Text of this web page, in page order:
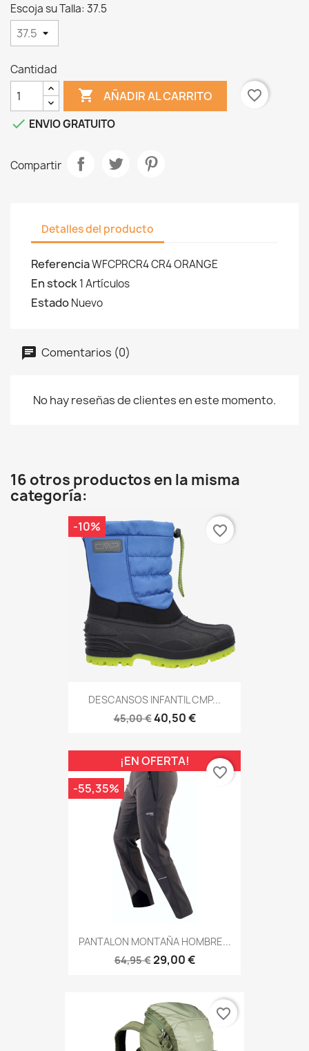
Escoja su Talla: 37.5
Cantidad
 AÑADIR AL CARRITO
favorite_border
 ENVIO GRATUITO
Compartir
Detalles del producto
ReferenciaWFCPRCR4 CR4 ORANGE
En stock1 Artículos
EstadoNuevo
Comentarios (0)
No hay reseñas de clientes en este momento.
16 otros productos en la misma
categoría:
DESCANSOS INFANTIL CMP...
45,00 €40,50 €
-10% favorite_border
PANTALON MONTAÑA HOMBRE...
64,95 €29,00 €
¡EN OFERTA!
-55,35%
favorite_border
favorite_border